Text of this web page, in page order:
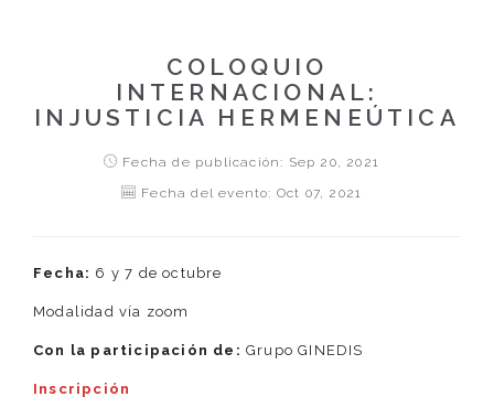
COLOQUIO
INTERNACIONAL:
INJUSTICIA HERMENEÚTICA
Fecha de publicación: Sep 20, 2021
Fecha del evento: Oct 07, 2021
Fecha: 6 y 7 de octubre
Modalidad vía zoom
Con la participación de: Grupo GINEDIS
Inscripción